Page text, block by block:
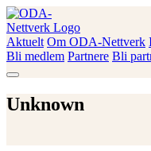
Skip
to
content
ODA-Nettverk
Aktuelt Om ODA-Nettverk
Bli medlem Partnere Bli
Unknown